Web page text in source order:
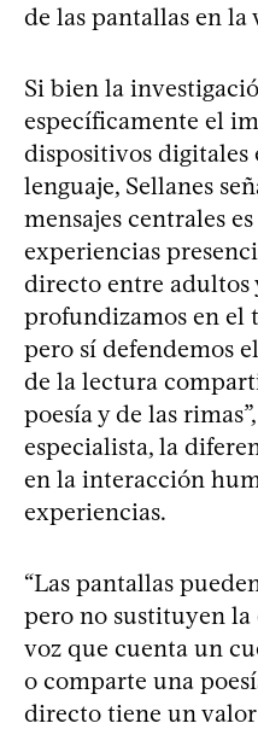
de las pantallas en
Si bien la
específicamente el
dispositivos digitales
lenguaje, Sellanes
mensajes centrales
experiencias
directo entre adultos
profundizamos en el
pero sí defendemos
de la lectura
poesía y de las
especialista, la
en la interacción
experiencias.
“Las pantallas
pero no sustituyen
voz que cuenta un
o comparte una
directo tiene un